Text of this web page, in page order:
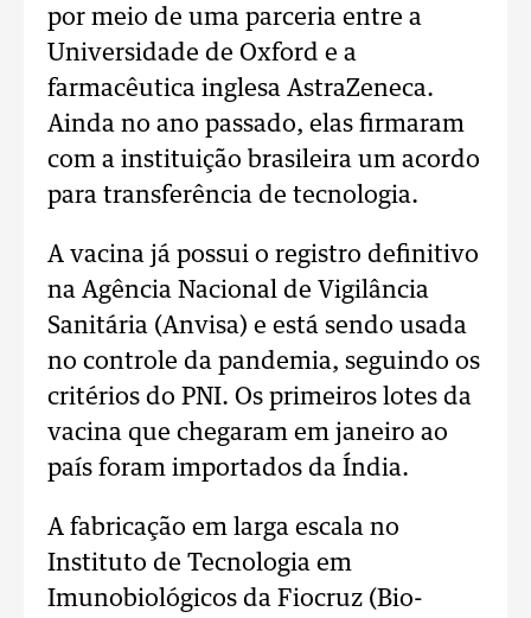
por meio de uma parceria entre a
Universidade de Oxford e a
farmacêutica inglesa AstraZeneca.
Ainda no ano passado, elas firmaram
com a instituição brasileira um acordo
para transferência de tecnologia.
A vacina já possui o registro definitivo
na Agência Nacional de Vigilância
Sanitária (Anvisa) e está sendo usada
no controle da pandemia, seguindo os
critérios do PNI. Os primeiros lotes da
vacina que chegaram em janeiro ao
país foram importados da Índia.
A fabricação em larga escala no
Instituto de Tecnologia em
Imunobiológicos da Fiocruz (Bio-